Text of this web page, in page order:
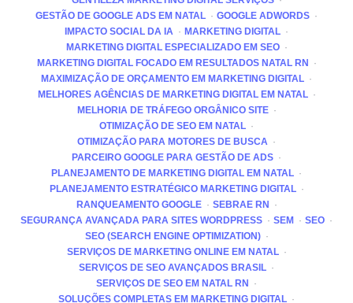
GESTÃO DE GOOGLE ADS EM NATAL
GOOGLE ADWORDS
IMPACTO SOCIAL DA IA
MARKETING DIGITAL
MARKETING DIGITAL ESPECIALIZADO EM SEO
MARKETING DIGITAL FOCADO EM RESULTADOS NATAL RN
MAXIMIZAÇÃO DE ORÇAMENTO EM MARKETING DIGITAL
MELHORES AGÊNCIAS DE MARKETING DIGITAL EM NATAL
MELHORIA DE TRÁFEGO ORGÂNICO SITE
OTIMIZAÇÃO DE SEO EM NATAL
OTIMIZAÇÃO PARA MOTORES DE BUSCA
PARCEIRO GOOGLE PARA GESTÃO DE ADS
PLANEJAMENTO DE MARKETING DIGITAL EM NATAL
PLANEJAMENTO ESTRATÉGICO MARKETING DIGITAL
RANQUEAMENTO GOOGLE
SEBRAE RN
SEGURANÇA AVANÇADA PARA SITES WORDPRESS
SEM
SEO
SEO (SEARCH ENGINE OPTIMIZATION)
SERVIÇOS DE MARKETING ONLINE EM NATAL
SERVIÇOS DE SEO AVANÇADOS BRASIL
SERVIÇOS DE SEO EM NATAL RN
SOLUÇÕES COMPLETAS EM MARKETING DIGITAL